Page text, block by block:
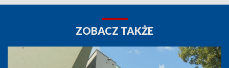
ZOBACZ TAKŻE